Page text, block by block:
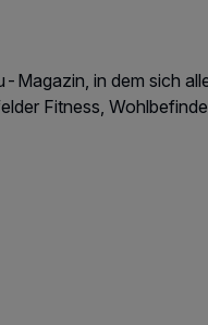
Magazin, in dem sich
Fitness,